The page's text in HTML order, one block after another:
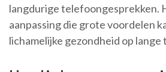
langdurige telefoongesprekken.
aanpassing die grote voordelen
lichamelijke gezondheid op lange